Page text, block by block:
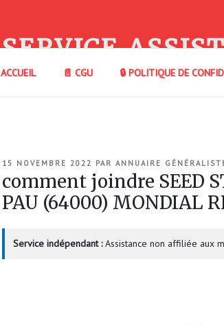
SERVICE
ACCUEIL 📄 CGU 🔒 POLITIQUE DE
PUBLIÉ
15 NOVEMBRE 2022 PAR ANNUAIRE
comment joindre SEED
PAU (64000) MONDIAL
Service indépendant :Assistance non affiliée aux